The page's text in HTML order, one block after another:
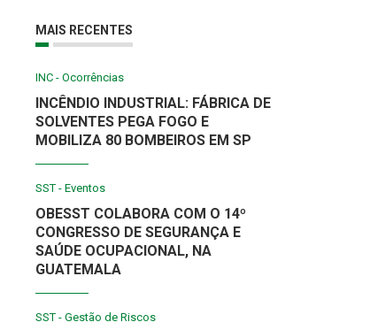
MAIS RECENTES
INC - Ocorrências
INCÊNDIO INDUSTRIAL: FÁBRICA DE
SOLVENTES PEGA FOGO E
MOBILIZA 80 BOMBEIROS EM SP
SST - Eventos
OBESST COLABORA COM O 14º
CONGRESSO DE SEGURANÇA E
SAÚDE OCUPACIONAL, NA
GUATEMALA
SST - Gestão de Riscos